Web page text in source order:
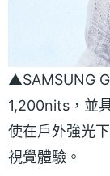
▲SAMSUNG
1,200nits，並
使在戶外強光
視覺體驗。